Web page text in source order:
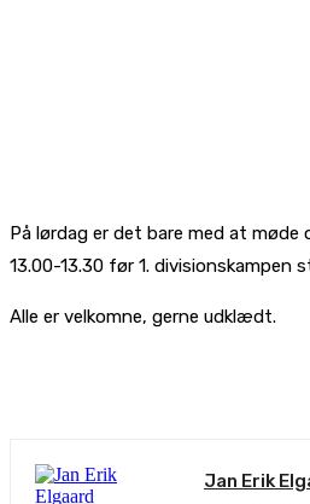
På lørdag er det bare med at møde
13.00-13.30 før 1. divisionskampen
Alle er velkomne, gerne udklædt.
Jan Erik